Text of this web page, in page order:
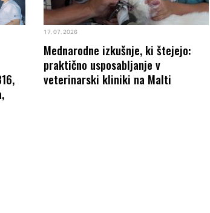
17. 07. 2026
Mednarodne izkušnje, ki štejejo:
praktično usposabljanje v
veterinarski kliniki na Malti